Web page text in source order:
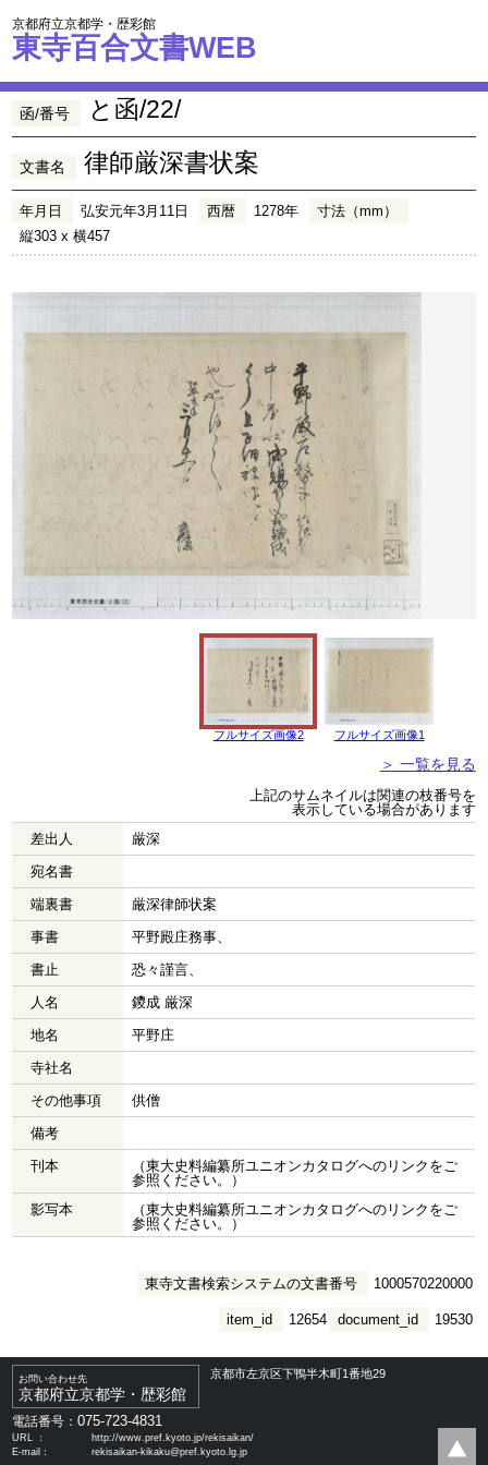
京都府立京都学・歴彩館
東寺百合文書WEB
函/番号 と函/22/
文書名 律師厳深書状案
年月日 弘安元年3月11日 西暦 1278年
寸法（mm）
縦303 x 横457
フルサイズ画像2 フルサイズ画像1
＞ 一覧を見る
上記のサムネイルは関連の枝番号を
表示している場合があります
差出人
厳深
宛名書
端裏書
厳深律師状案
事書
平野殿庄務事、
書止
恐々謹言、
人名
鑁成 厳深
地名
平野庄
寺社名
その他事項
供僧
備考
刊本
（東大史料編纂所ユニオンカタログへのリンクをご
参照ください。）
影写本
（東大史料編纂所ユニオンカタログへのリンクをご
参照ください。）
東寺文書検索システムの文書番号 1000570220000
document_id 19530
item_id 12654
お問い合わせ先
京都府立京都学・歴彩館
京都市左京区下鴨半木町1番地29
電話番号：075-723-4831
URL ：
http://www.pref.kyoto.jp/rekisaikan/
E-mail：
rekisaikan-kikaku@pref.kyoto.lg.jp